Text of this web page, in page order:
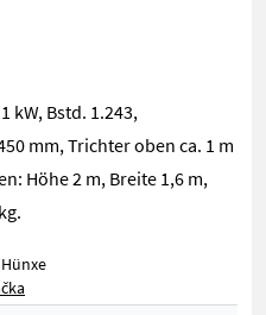
kW, Bstd. 1.243,
mm, Trichter oben ca. 1 m
Höhe 2 m, Breite 1,6 m,